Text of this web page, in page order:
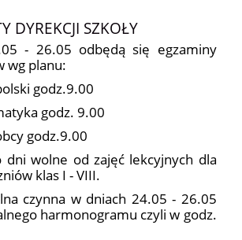
DYREKCJI SZKOŁY
- 26.05 odbędą się egzaminy
wg planu:
godz.9.00
godz. 9.00
godz.9.00
wolne od zajęć lekcyjnych dla
klas I - VIII.
czynna w dniach 24.05 - 26.05
harmonogramu czyli w godz.